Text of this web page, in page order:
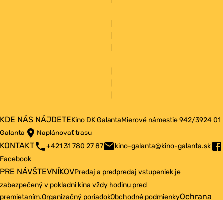
KDE NÁS NÁJDETEKino DK GalantaMierové námestie 942/3924 01
Galanta
Naplánovať trasu
KONTAKT +421 31 780 27 87
kino-galanta@kino-galanta.sk
Facebook
PRE NÁVŠTEVNÍKOVPredaj a predpredaj vstupeniek je
zabezpečený v pokladni kina vždy hodinu pred
premietaním.Organizačný poriadokObchodné podmienkyOchrana